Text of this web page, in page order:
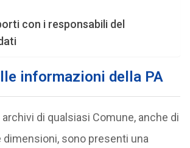
con i responsabili del
informazioni della PA
archivi di qualsiasi Comune, anche di
dimensioni, sono presenti una